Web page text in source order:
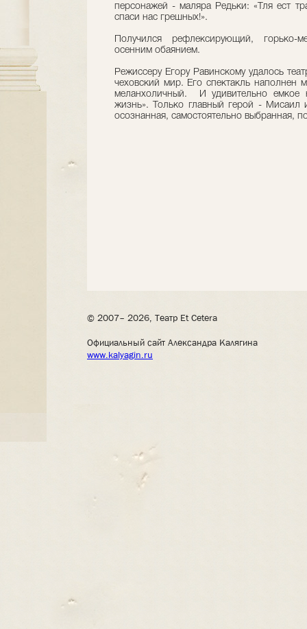
персонажей - маляра Редьки: «Тля ест
спаси нас грешных!».
Получился рефлексирующий, горько-
осенним обаянием.
Режиссеру Егору Равинскому удалось
чеховский мир. Его спектакль
меланхоличный. И удивительно емкое
жизнь». Только главный герой - Мисаил
осознанная, самостоятельно выбранная,
© 2007– 2026, Театр Et Cetera
Официальный сайт Александра Калягина
www.kalyagin.ru